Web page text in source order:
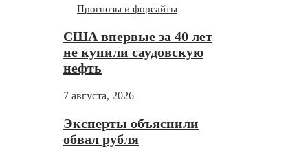
Прогнозы и форсайты
США впервые за 40 лет
не купили саудовскую
нефть
7 августа, 2026
Эксперты объяснили
обвал рубля